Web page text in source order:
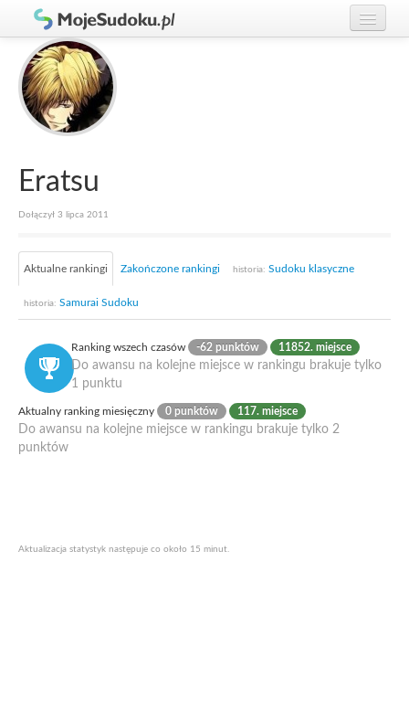
Graj w Sudoku!
Zasady Sudoku
Rankingi
Gracze
Eratsu
Dołączył 3 lipca 2011
Aktualne rankingi Zakończone rankingi historia: Sudoku klasyczne
historia: Samurai Sudoku
Ranking wszech czasów -62 punktów 11852. miejsce
Do awansu na kolejne miejsce w rankingu brakuje tylko
1 punktu
Aktualny ranking miesięczny 0 punktów 117. miejsce
Do awansu na kolejne miejsce w rankingu brakuje tylko 2
punktów
Aktualizacja statystyk następuje co około 15 minut.